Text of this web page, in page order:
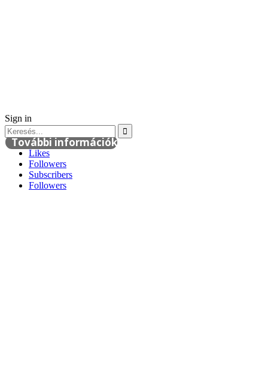
További információk
Sign in
Likes
Followers
Subscribers
Followers